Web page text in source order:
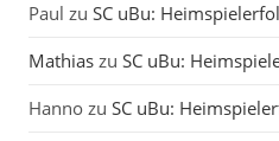
Paul zuSC uBu:
Mathias zuSC uBu:
Hanno zuSC uBu: